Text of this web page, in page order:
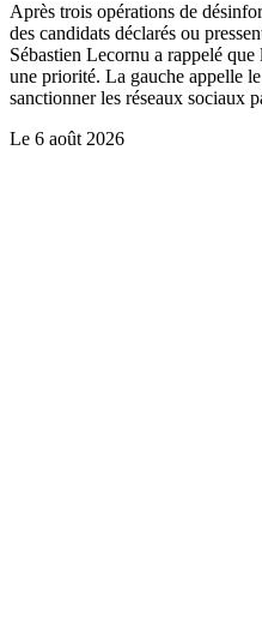
Après trois opérations de
des candidats déclarés ou
Sébastien Lecornu a rappelé
une priorité. La gauche appelle
sanctionner les réseaux sociaux
Le 6 août 2026